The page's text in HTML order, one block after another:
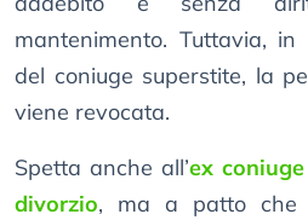
mantenimento. Tuttavia,
del coniuge superstite, la
viene revocata.
Spetta anche all’ex
divorzio, ma a patto che